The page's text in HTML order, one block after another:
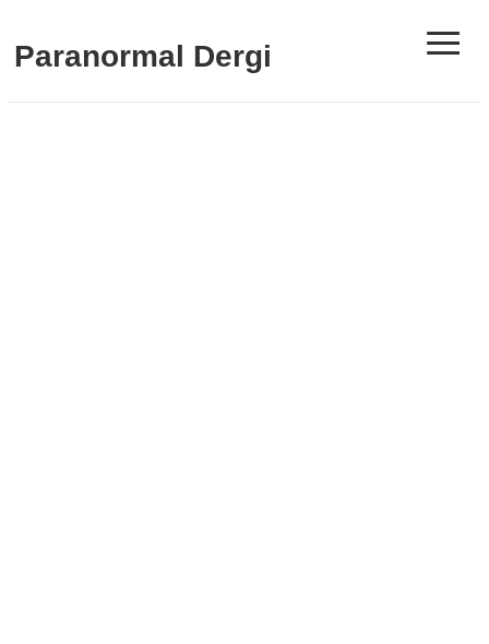
Paranormal Dergi ≡